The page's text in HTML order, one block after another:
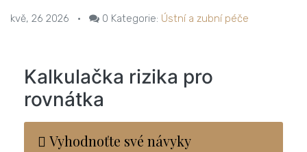
kvě, 26 2026 • 0 Kategorie: Ústní a zubní péče
Kalkulačka rizika pro
rovnátka
Vyhodnoťte své návyky